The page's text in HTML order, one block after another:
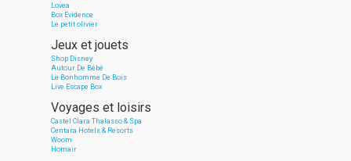
Lovea
Box Evidence
Le petit olivier
Jeux et jouets
Shop Disney
Autour De Bébé
Le Bonhomme De Bois
Live Escape Box
Voyages et loisirs
Castel Clara Thalasso & Spa
Centara Hotels & Resorts
Woom
Homair